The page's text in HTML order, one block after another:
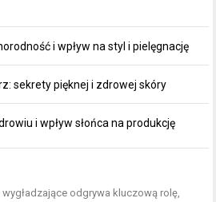
i wpływ na styl i pielęgnację
sekrety pięknej i zdrowej skóry
i wpływ słońca na produkcję
wygładzające odgrywa kluczową rolę,